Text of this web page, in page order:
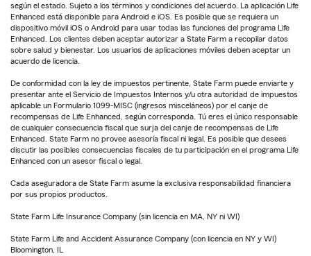
según el estado. Sujeto a los términos y condiciones del acuerdo. La aplicación Life
Enhanced está disponible para Android e iOS. Es posible que se requiera un
dispositivo móvil iOS o Android para usar todas las funciones del programa Life
Enhanced. Los clientes deben aceptar autorizar a State Farm a recopilar datos
sobre salud y bienestar. Los usuarios de aplicaciones móviles deben aceptar un
acuerdo de licencia.
De conformidad con la ley de impuestos pertinente, State Farm puede enviarte y
presentar ante el Servicio de Impuestos Internos y/u otra autoridad de impuestos
aplicable un Formulario 1099-MISC (ingresos misceláneos) por el canje de
recompensas de Life Enhanced, según corresponda. Tú eres el único responsable
de cualquier consecuencia fiscal que surja del canje de recompensas de Life
Enhanced. State Farm no provee asesoría fiscal ni legal. Es posible que desees
discutir las posibles consecuencias fiscales de tu participación en el programa Life
Enhanced con un asesor fiscal o legal.
Cada aseguradora de State Farm asume la exclusiva responsabilidad financiera
por sus propios productos.
State Farm Life Insurance Company (sin licencia en MA, NY ni WI)
State Farm Life and Accident Assurance Company (con licencia en NY y WI)
Bloomington, IL